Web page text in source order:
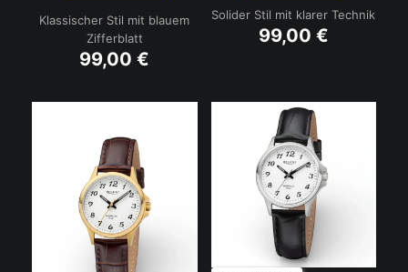
Klassischer Stil mit blauem
Zifferblatt
99,00€
Solider Stil mit klarer Technik
99,00 €